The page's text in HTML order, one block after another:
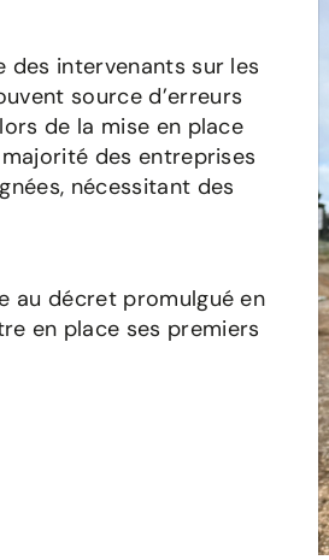
des intervenants sur les
source d’erreurs
de la mise en place
des entreprises
nécessitant des
au décret promulgué en
en place ses premiers